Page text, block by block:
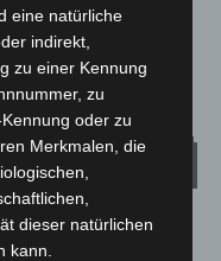
eine natürliche
indirekt,
zu einer Kennung
zu
oder zu
Merkmalen, die
dieser natürlichen
kann.